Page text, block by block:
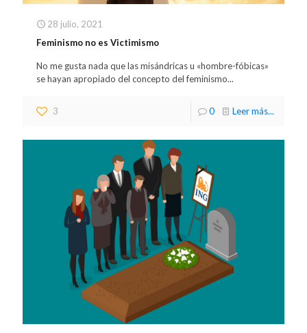
28 julio, 2021
Feminismo no es Victimismo
No me gusta nada que las misándricas u «hombre-fóbicas»
se hayan apropiado del concepto del feminismo...
3 0 Leer más...